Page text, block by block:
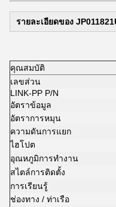
รายละเอียดของ
คุณสมบัติ
เลขส่วน
LINK-PP P/N
อัตราข้อมูล
อัตราการหมุน
ความดันการแยก
ไฮโปต
อุณหภูมิการทํางาน
สไตล์การติดตั้ง
การเรียนรู้
ช่องทาง / ท่าเรือ